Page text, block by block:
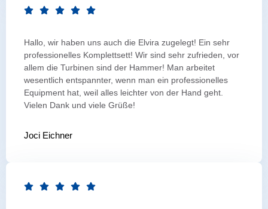
Hallo, wir haben uns auch die Elvira zugelegt! Ein sehr
professionelles Komplettsett! Wir sind sehr zufrieden, vor
allem die Turbinen sind der Hammer! Man arbeitet
wesentlich entspannter, wenn man ein professionelles
Equipment hat, weil alles leichter von der Hand geht.
Vielen Dank und viele Grüße!
Joci Eichner